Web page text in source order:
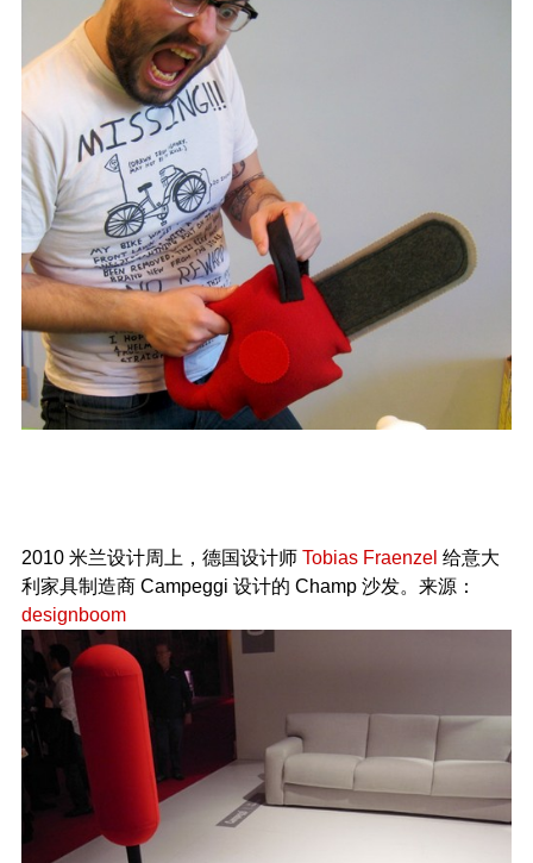
2010 米兰设计周上，德国设计师 Tobias Fraenzel 给意大
利家具制造商 Campeggi 设计的 Champ 沙发。来源：
designboom